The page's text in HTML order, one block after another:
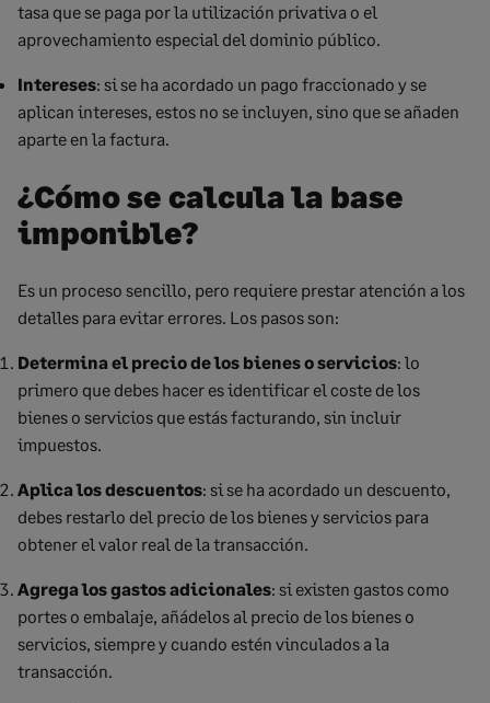
tasa que se paga por la utilización privativa o el
aprovechamiento especial del dominio público.
Intereses: si se ha acordado un pago fraccionado y se
aplican intereses, estos no se incluyen, sino que se añaden
aparte en la factura.
¿Cómo se calcula la base
imponible?
Es un proceso sencillo, pero requiere prestar atención a los
detalles para evitar errores. Los pasos son:
Determina el precio de los bienes o servicios: lo
primero que debes hacer es identificar el coste de los
bienes o servicios que estás facturando, sin incluir
impuestos.
Aplica los descuentos: si se ha acordado un descuento,
debes restarlo del precio de los bienes y servicios para
obtener el valor real de la transacción.
Agrega los gastos adicionales: si existen gastos como
portes o embalaje, añádelos al precio de los bienes o
servicios, siempre y cuando estén vinculados a la
transacción.